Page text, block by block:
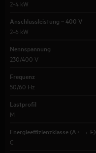
2-4 kW
Anschlussleistung ~ 400 V
2-6 kW
Nennspannung
230/400 V
Frequenz
50/60 Hz
Lastprofil
M
Energieeffizienzklasse (A+ → F)
C